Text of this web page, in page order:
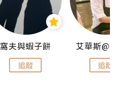
窩夫與蝦子餅
追蹤 追蹤